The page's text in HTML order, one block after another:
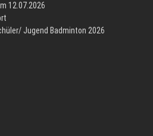
12.07.2026
Jugend Badminton 2026